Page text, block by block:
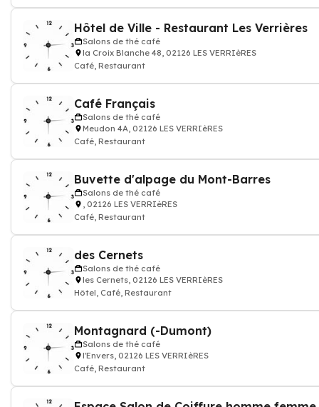
Hôtel de Ville - Restaurant Les Verrières
Salons de thé café
la Croix Blanche 48, 02126 LES VERRIèRES
Café, Restaurant
Café Français
Salons de thé café
Meudon 4A, 02126 LES VERRIèRES
Café, Restaurant
Buvette d'alpage du Mont-Barres
Salons de thé café
, 02126 LES VERRIèRES
Café, Restaurant
des Cernets
Salons de thé café
les Cernets, 02126 LES VERRIèRES
Hôtel, Café, Restaurant
Montagnard (-Dumont)
Salons de thé café
l'Envers, 02126 LES VERRIèRES
Café, Restaurant